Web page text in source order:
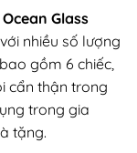
Ocean Glass
với nhiều số lượng
gồm 6 chiếc,
cẩn thận trong
trong gia
tặng.